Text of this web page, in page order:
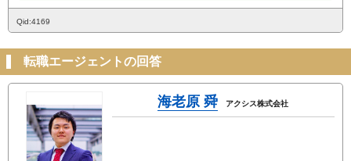
Qid:4169
転職エージェントの回答
海老原 舜 アクシス株式会社